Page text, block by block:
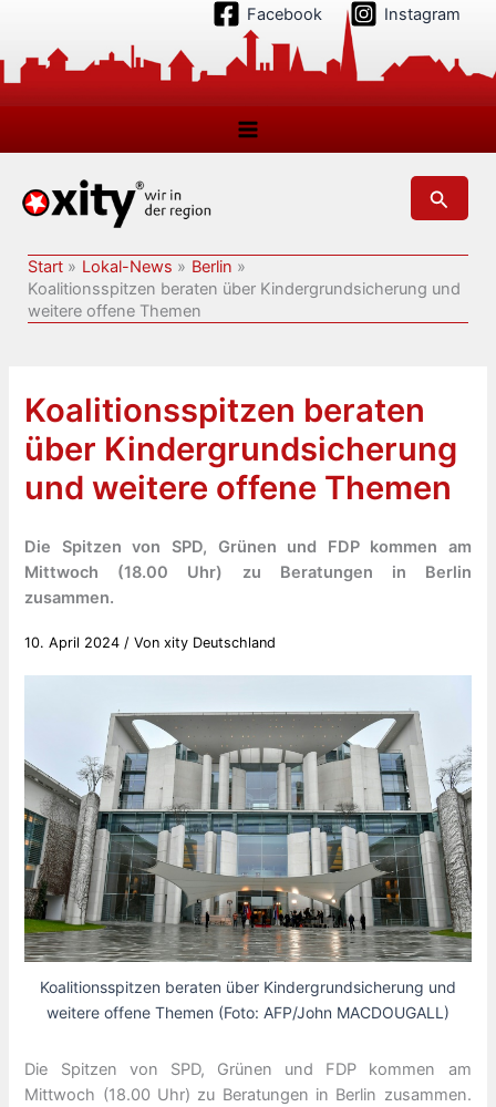
springen
Facebook Instagram
Suchen
Start Lokal-News
Berlin
Koalitionsspitzen beraten über Kindergrundsicherung und
weitere offene Themen
Koalitionsspitzen beraten
über Kindergrundsicherung
und weitere offene Themen
Die Spitzen von SPD, Grünen und FDP kommen am
Mittwoch (18.00 Uhr) zu Beratungen in Berlin
zusammen.
10. April 2024 / Vonxity Deutschland
Koalitionsspitzen beraten über Kindergrundsicherung und
weitere offene Themen (Foto: AFP/John MACDOUGALL)
Die Spitzen von SPD, Grünen und FDP kommen am
Mittwoch (18.00 Uhr) zu Beratungen in Berlin zusammen.